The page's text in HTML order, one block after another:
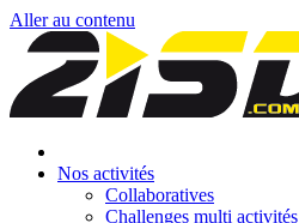
Aller au contenu
Nos activités
Collaboratives
Challenges multi activités